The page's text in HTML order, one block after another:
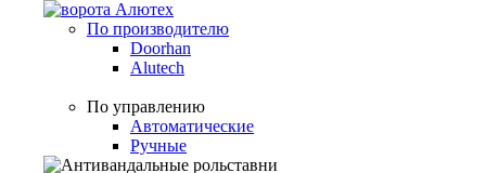
По производителю
Doorhan
Alutech
По управлению
Автоматические
Ручные